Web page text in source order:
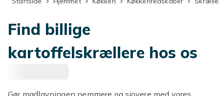
Find billige
kartoffelskrællere hos os
Gør madlavningen nemmere og sjovere med vores